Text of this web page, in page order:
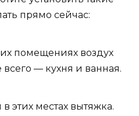
прямо сейчас:
помещениях воздух
всего — кухня и ванная.
этих местах вытяжка.